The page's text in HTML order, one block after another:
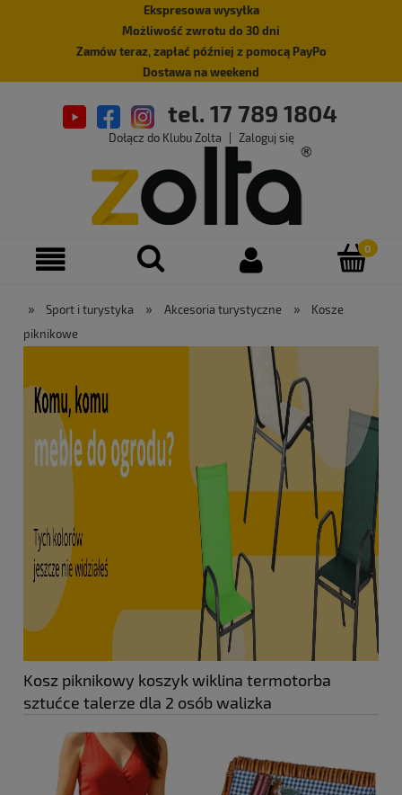
Ekspresowa wysyłka
Możliwość zwrotu do 30 dni
Zamów teraz, zapłać później z pomocą PayPo
Dostawa na weekend
tel. 17 789 1804
Dołącz do Klubu Zolta Zaloguj się
» Sport i turystyka » Akcesoria turystyczne »
Kosze
piknikowe
Kosz piknikowy koszyk wiklina termotorba
sztućce talerze dla 2 osób walizka